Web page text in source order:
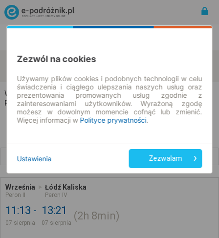
Września Łódź
Września → Łódź
Rozkład jazdy i bilety
Września
Peron II
Łódź Kaliska
Peron IV
11:13
07 sierpnia
13:21
07 sierpnia
2h 8min
Zezwól na cookies
Używamy plików cookies i podobnych technologii w celu
świadczenia i ciągłego ulepszania naszych usług oraz
prezentowania promowanych usług zgodnie z
zainteresowaniami użytkowników. Wyrażoną zgodę
możesz w dowolnym momencie cofnąć lub zmienić.
Więcej informacji w Polityce prywatności.
Ustawienia Zezwalam